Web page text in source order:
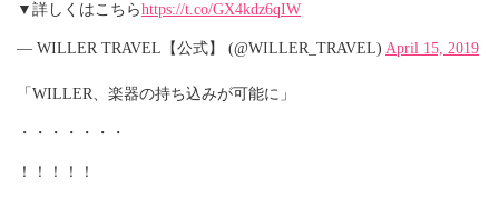
▼詳しくはこちらhttps://t.co/GX4kdz6qIW
— WILLER TRAVEL【公式】 (@WILLER_TRAVEL) April 15, 2019
「WILLER、楽器の持ち込みが可能に」
・・・・・・・
！！！！！